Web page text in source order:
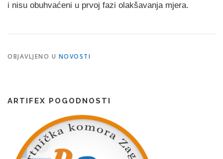
i nisu obuhvaćeni u prvoj fazi olakšavanja mjera.
OBJAVLJENO U NOVOSTI
ARTIFEX POGODNOSTI